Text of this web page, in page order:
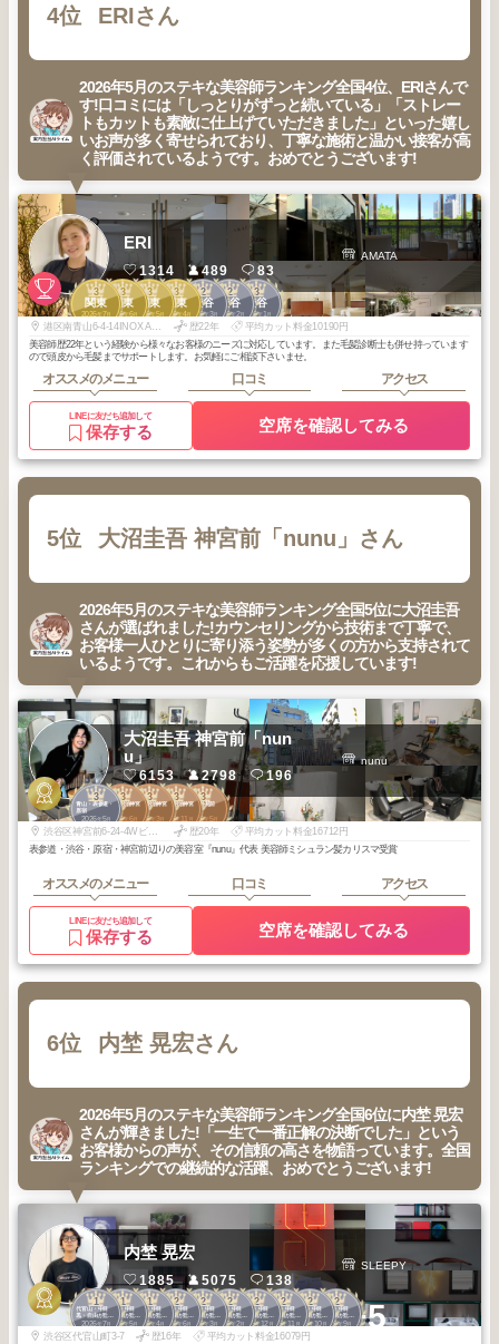
4位 ERIさん
2026年5月のステキな美容師ランキング全国4位、ERIさんで
す!口コミには「しっとりがずっと続いている」「ストレー
トもカットも素敵に仕上げていただきました」といった嬉し
いお声が多く寄せられており、丁寧な施術と温かい接客が高
く評価されているようです。おめでとうございます!
3
関東
2026年 7月
3
関東
2026年 6月
3
関東
2026年 5月
3
関東
2026年 4月
2
渋谷
2026年3月
2
渋谷
2026年2月
3
渋谷
2026年 1 月
ERI
1314 489 83
AMATA
港区南青山6-4-14INOX AOYAMA 5F 歴22年
平均カット料金10190円
美容師歴22年という経験から様々なお客様のニーズに対応しています。また毛髪診断士も併せ持っています
ので頭皮から毛髪までサポートします。お気軽にご相談下さいませ。
オススメのメニュー 口コミ アクセス
LINEに友だち追加して
保存する 空席を確認してみる
5位 大沼圭吾 神宮前「nunu」さん
2026年5月のステキな美容師ランキング全国5位に大沼圭吾
さんが選ばれました!カウンセリングから技術まで丁寧で、
お客様一人ひとりに寄り添う姿勢が多くの方から支持されて
いるようです。これからもご活躍を応援しています!
3
青山・表参道・
原宿
2026年5月
3
原宿・明治神宮
2026年 6月
3
原宿・明治神宮
2026年 3月
3
原宿・明治神宮
2025年 11 月
3
青山・外苑前
2025年 5月
大沼圭吾 神宮前「nun
u」
6153 2798 196
nunu
渋谷区神宮前6-24-4Wビルディング神宮前2FルームD 歴20年
平均カット料金16712円
表参道・渋谷・原宿・神宮前辺りの美容室『nunu』代表 美容師ミシュラン髪カリスマ受賞
オススメのメニュー 口コミ アクセス
LINEに友だち追加して
保存する 空席を確認してみる
6位 内埜 晃宏さん
2026年5月のステキな美容師ランキング全国6位に内埜 晃宏
さんが輝きました!「一生で一番正解の決断でした」という
お客様からの声が、その信頼の高さを物語っています。全国
ランキングでの継続的な活躍、おめでとうございます!
1
代官山・中目
黒・自由が丘・
武蔵小杉・学大
2026年 7月
1
代官山・中目
黒・自由が丘・
武蔵小杉・学大
2026年 5月
1
代官山・中目
黒・自由が丘・
武蔵小杉・学大
2026年 4月
2
代官山・中目
黒・自由が丘・
武蔵小杉・学大
2026年 6月
2
代官山・中目
黒・自由が丘・
武蔵小杉・学大
2026年 3月
2
代官山・中目
黒・自由が丘・
武蔵小杉・学大
2026年 2月
2
代官山・中目
黒・自由が丘・
武蔵小杉・学大
2025年 12月
2
代官山・中目
黒・自由が丘・
武蔵小杉・学大
2025年 11
2
代官山・中目
黒・自由が丘・
武蔵小杉・学大
2025年 10
2
代官山・中目
黒・自由が丘・
武蔵小杉・学大
2025年 9月+5
内埜 晃宏
1885 5075 138
SLEEPY
渋谷区代官山町3-7 歴16年
平均カット料金16079円